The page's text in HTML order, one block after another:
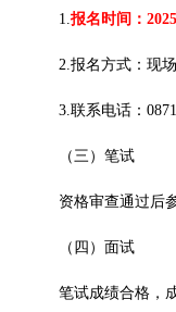
1. 报名时间：
2.报名方式：现
3.联系电话：
（三）笔试
资格审查通过后
（四）面试
笔试成绩合格，